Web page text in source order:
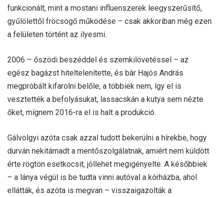
funkcionált, mint a mostani influenszerek leegyszerűsítő,
gyűlölettől fröcsögő működése – csak akkoriban még ezen
a felületen történt az ilyesmi.
2006 – őszödi beszéddel és szemkilövetéssel – az
egész bagázst hiteltelenítette, és bár Hajós András
megpróbált kifarolni belőle, a többiek nem, így el is
vesztették a befolyásukat, lassacskán a kutya sem nézte
őket, mígnem 2016-ra el is halt a produkció.
Gálvölgyi azóta csak azzal tudott bekerülni a hírekbe, hogy
durván nekitámadt a mentőszolgálatnak, amiért nem küldött
érte rögtön esetkocsit, jóllehet megigényelte. A későbbiek
– a lánya végül is be tudta vinni autóval a kórházba, ahol
ellátták, és azóta is megvan – visszaigazolták a